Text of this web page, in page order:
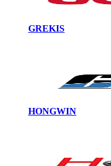
GREKIS
HONGWIN